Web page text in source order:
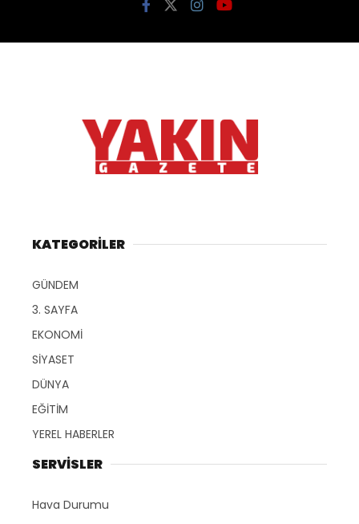
KATEGORİLER
GÜNDEM
3. SAYFA
EKONOMİ
SİYASET
DÜNYA
EĞİTİM
YEREL HABERLER
SERVİSLER
Hava Durumu